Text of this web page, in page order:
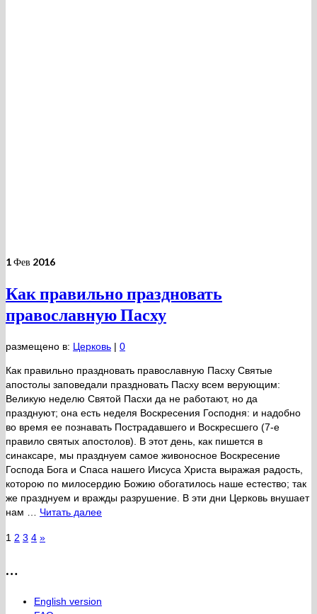
1Фев 2016
Как правильно праздновать
православную Пасху
размещено в: Церковь | 0
Как правильно праздновать православную Пасху Святые
апостолы заповедали праздновать Пасху всем верующим:
Великую неделю Святой Пасхи да не работают, но да
празднуют; она есть неделя Воскресения Господня: и надобно
во время ее познавать Пострадавшего и Воскресшего (7-е
правило святых апостолов). В этот день, как пишется в
синаксаре, мы празднуем самое живоносное Воскресение
Господа Бога и Спаса нашего Иисуса Христа выражая радость,
которою по милосердию Божию обогатилось наше естество; так
же празднуем и вражды разрушение. В эти дни Церковь внушает
нам … Читать далее
1 2 3 4 »
…
English version